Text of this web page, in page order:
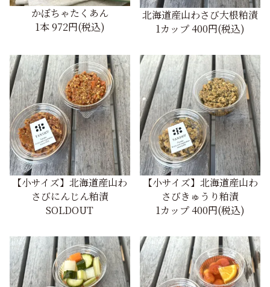
かぼちゃたくあん
1本972円(税込)
北海道産山わさび大根粕漬
1カップ400円(税込)
【小サイズ】北海道産山わ
さびにんじん粕漬
SOLDOUT
【小サイズ】北海道産山わ
さびきゅうり粕漬
1カップ400円(税込)